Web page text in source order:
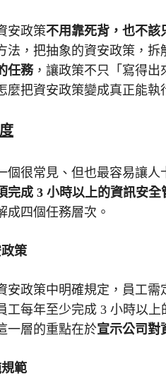
安政策不用靠死背，也不該
法，把抽象的資安政策，拆
任務，讓政策不只「寫得出
麼把資安政策變成真正能執
個很常見、但也最容易讓人
完成 3 小時以上的資訊安全
成四個任務層次。
策
安政策中明確規定，員工
工每年至少完成 3 小時以
一層的重點在於宣示公司對
範